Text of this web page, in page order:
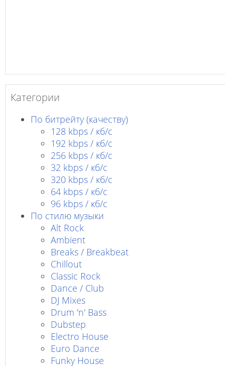
Категории
По битрейту (качеству)
128 kbps / кб/c
192 kbps / кб/c
256 kbps / кб/с
32 kbps / кб/c
320 kbps / кб/с
64 kbps / кб/c
96 kbps / кб/c
По стилю музыки
Alt Rock
Ambient
Breaks / Breakbeat
Chillout
Classic Rock
Dance / Club
DJ Mixes
Drum 'n' Bass
Dubstep
Electro House
Euro Dance
Funky House